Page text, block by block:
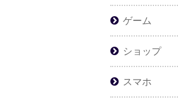
ゲーム
ショップ
スマホ